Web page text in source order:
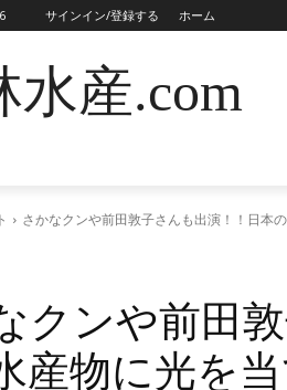
サインイン/登録する ホーム
水産.com
さかなクンや前田敦子さんも出演！！日本
クンや前田
産物に光を